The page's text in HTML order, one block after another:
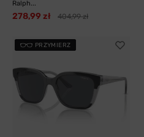
Ralph...
278,99 zł 404,99 zł
PRZYMIERZ